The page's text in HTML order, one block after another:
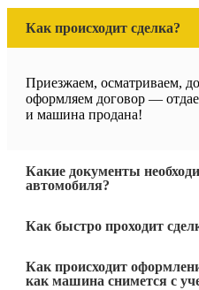
Как происходит сделка?
Приезжаем, осматриваем,
оформляем договор —
и машина продана!
Какие документы
автомобиля?
Как быстро проходит
Как происходит
как машина снимется с